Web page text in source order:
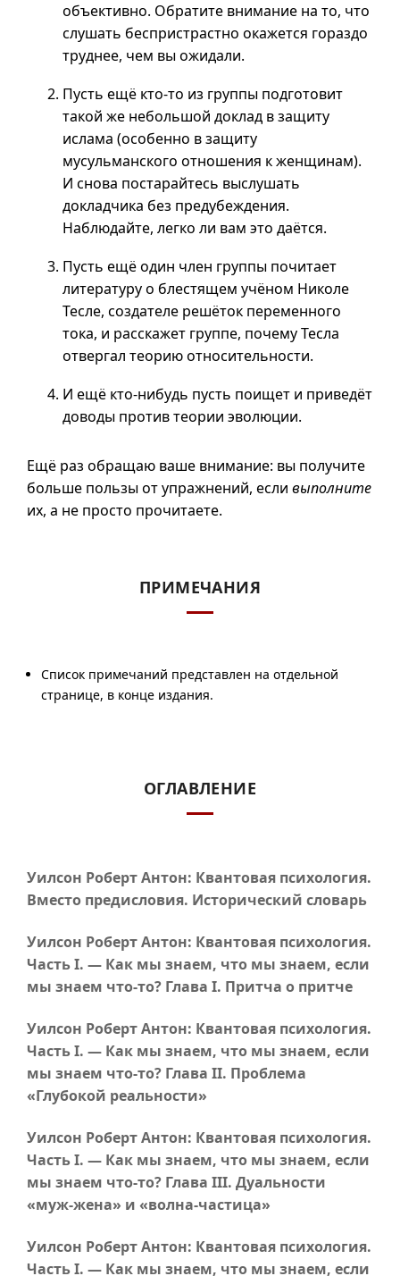
объективно. Обратите внимание на то, что
слушать беспристрастно окажется гораздо
труднее, чем вы ожидали.
Пусть ещё кто-то из группы подготовит
такой же небольшой доклад в защиту
ислама (особенно в защиту
мусульманского отношения к женщинам).
И снова постарайтесь выслушать
докладчика без предубеждения.
Наблюдайте, легко ли вам это даётся.
Пусть ещё один член группы почитает
литературу о блестящем учёном Николе
Тесле, создателе решёток переменного
тока, и расскажет группе, почему Тесла
отвергал теорию относительности.
И ещё кто-нибудь пусть поищет и приведёт
доводы против теории эволюции.
Ещё раз обращаю ваше внимание: вы получите
больше пользы от упражнений, если выполните
их, а не просто прочитаете.
ПРИМЕЧАНИЯ
Список примечаний представлен на отдельной
странице, в конце издания.
ОГЛАВЛЕНИЕ
Уилсон Роберт Антон: Квантовая психология.
Вместо предисловия. Исторический словарь
Уилсон Роберт Антон: Квантовая психология.
Часть I. — Как мы знаем, что мы знаем, если
мы знаем что-то? Глава I. Притча о притче
Уилсон Роберт Антон: Квантовая психология.
Часть I. — Как мы знаем, что мы знаем, если
мы знаем что-то? Глава II. Проблема
«Глубокой реальности»
Уилсон Роберт Антон: Квантовая психология.
Часть I. — Как мы знаем, что мы знаем, если
мы знаем что-то? Глава III. Дуальности
«муж-жена» и «волна-частица»
Уилсон Роберт Антон: Квантовая психология.
Часть I. — Как мы знаем, что мы знаем, если